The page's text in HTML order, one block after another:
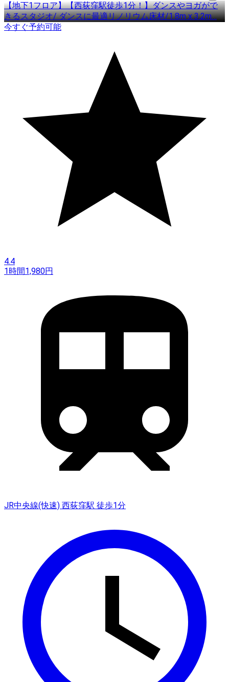
【地下1フロア】【西荻窪駅徒歩1分！】ダンスやヨガがで
きるスタジオ/ ダンスに最適リノリウム床材/1.8m x 3.2m…
今すぐ予約可能
4.4
1時間1,980円
JR中央線(快速) 西荻窪駅 徒歩1分